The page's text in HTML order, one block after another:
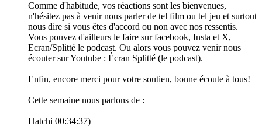
Comme d'habitude, vos réactions sont les bienvenues,
n'hésitez pas à venir nous parler de tel film ou tel jeu et surtout
nous dire si vous êtes d'accord ou non avec nos ressentis.
Vous pouvez d'ailleurs le faire sur facebook, Insta et X,
Ecran/Splitté le podcast. Ou alors vous pouvez venir nous
écouter sur Youtube : Écran Splitté (le podcast).
Enfin, encore merci pour votre soutien, bonne écoute à tous!
Cette semaine nous parlons de :
Hatchi 00:34:37)